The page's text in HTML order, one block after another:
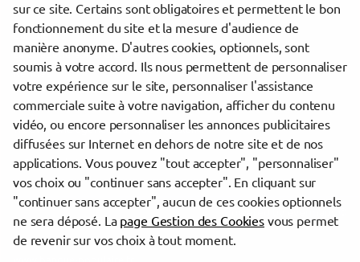
Carquefou
La Chapelle-sur-Erdre
Rennes
Trouver une agence Banque Populaire
Loire-Atlantique
Châteaubriant
evermaps ©
sur ce site. Certains sont obligatoires et permettent le bon
fonctionnement du site et la mesure d'audience de
manière anonyme. D'autres cookies, optionnels, sont
soumis à votre accord. Ils nous permettent de personnaliser
votre expérience sur le site, personnaliser l'assistance
commerciale suite à votre navigation, afficher du contenu
vidéo, ou encore personnaliser les annonces publicitaires
diffusées sur Internet en dehors de notre site et de nos
applications. Vous pouvez "tout accepter", "personnaliser"
vos choix ou "continuer sans accepter". En cliquant sur
"continuer sans accepter", aucun de ces cookies optionnels
ne sera déposé. La page Gestion des Cookiesvous permet
de revenir sur vos choix à tout moment.